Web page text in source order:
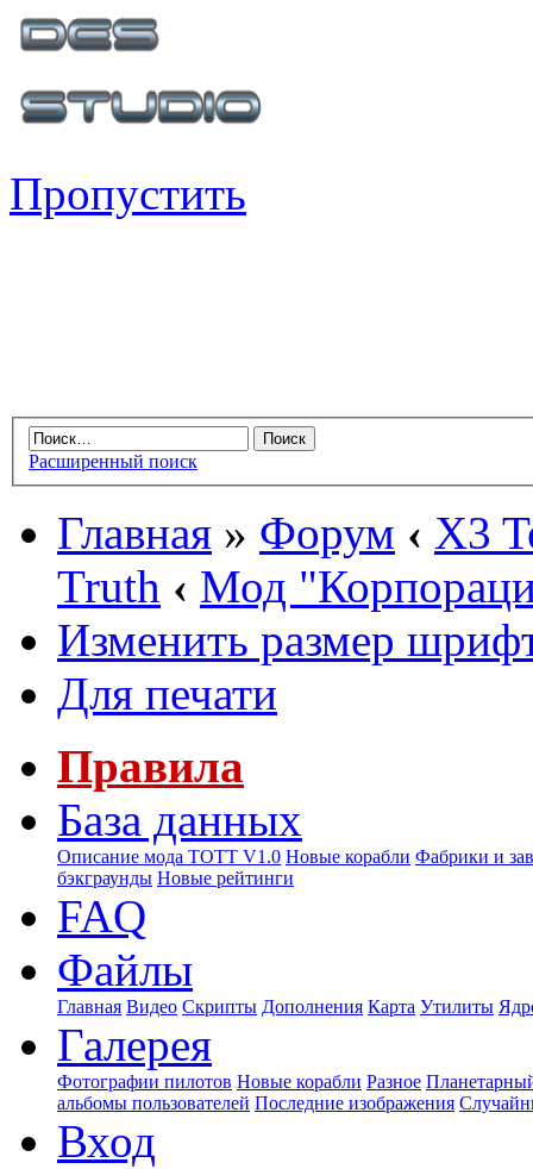
Пропустить
Расширенный поиск
Главная » Форум ‹ X3
Truth ‹ Мод
Изменить размер
Для печати
Правила
База данных
Описание мода ТОТТ V1.0 Новые корабли Фабрики и
бэкграунды Новые рейтинги
FAQ
Файлы
Главная Видео Скрипты Дополнения Карта Утилиты
Галерея
Фотографии пилотов Новые корабли Разное
альбомы пользователей Последние изображения
Вход